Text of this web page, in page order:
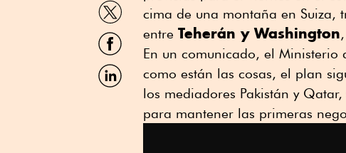
por
Twitter
Compartir
por
Facebook
Compartir
por
cima de una montaña en Suiza,
entre Teherán y Washington
En un comunicado, el Ministerio
como están las cosas, el plan
los mediadores Pakistán y Qatar,
para mantener las primeras